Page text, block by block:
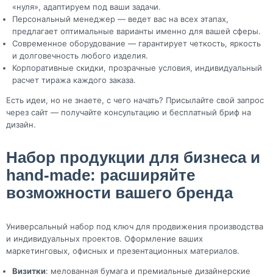
«нуля», адаптируем под ваши задачи.
Персональный менеджер — ведет вас на всех этапах,
предлагает оптимальные варианты именно для вашей сферы.
Современное оборудование — гарантирует четкость, яркость
и долговечность любого изделия.
Корпоративные скидки, прозрачные условия, индивидуальный
расчет тиража каждого заказа.
Есть идеи, но не знаете, с чего начать? Присылайте свой запрос
через сайт — получайте консультацию и бесплатный бриф на
дизайн.
Набор продукции для бизнеса и
hand-made: расширяйте
возможности вашего бренда
Универсальный набор под ключ для продвижения производства
и индивидуальных проектов. Оформление ваших
маркетинговых, офисных и презентационных материалов.
Визитки: мелованная бумага и премиальные дизайнерские